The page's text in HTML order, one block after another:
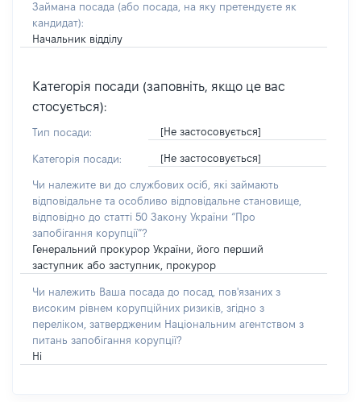
Займана посада (або посада, на яку претендуєте як
кандидат):
Начальник відділу
Категорія посади (заповніть, якщо це вас
стосується):
Тип посади: [Не застосовується]
Категорія посади: [Не застосовується]
Чи належите ви до службових осіб, які займають
відповідальне та особливо відповідальне становище,
відповідно до статті 50 Закону України “Про
запобігання корупції”?
Генеральний прокурор України, його перший
заступник або заступник, прокурор
Чи належить Ваша посада до посад, пов'язаних з
високим рівнем корупційних ризиків, згідно з
переліком, затвердженим Національним агентством з
питань запобігання корупції?
Ні